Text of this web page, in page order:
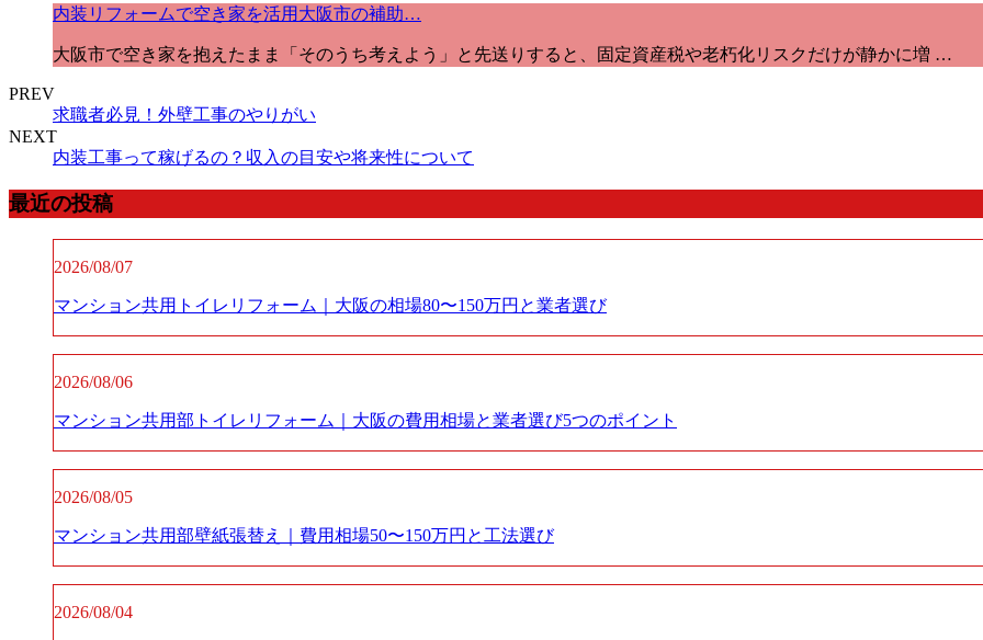
内装リフォームで空き家を活用大阪市の補助…
大阪市で空き家を抱えたまま「そのうち考えよう」と先送りすると、固定資産税や老朽化リスクだけが静かに増 …
PREV
求職者必見！外壁工事のやりがい
NEXT
内装工事って稼げるの？収入の目安や将来性について
最近の投稿
2026/08/07
マンション共用トイレリフォーム｜大阪の相場80〜150万円と業者選び
2026/08/06
マンション共用部トイレリフォーム｜大阪の費用相場と業者選び5つのポイント
2026/08/05
マンション共用部壁紙張替え｜費用相場50〜150万円と工法選び
2026/08/04